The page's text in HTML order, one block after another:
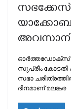
സഭക്കേസ്
ഓർത്തഡോക്സ്
സുപ്രീം കോടതി
സഭാ
ദിനമാണ് മലങ്കര